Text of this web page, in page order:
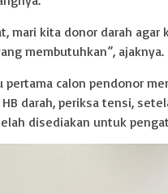
mari kita donor darah agar
membutuhkan”, ajaknya.
pertama calon pendonor
darah, periksa tensi,
disediakan untuk